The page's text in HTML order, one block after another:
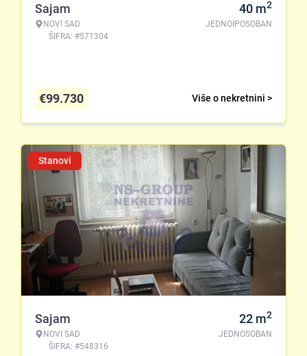
Sajam
NOVI SAD
ŠIFRA: #571304
40 m2
JEDNOIPOSOBAN
Više o nekretnini >
€99.730
Stanovi
Sajam
NOVI SAD
ŠIFRA: #548316
22 m2
JEDNOSOBAN